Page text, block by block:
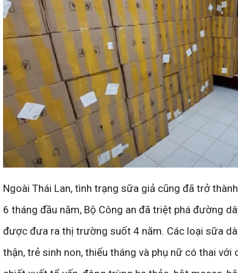
Ngoài Thái Lan, tình trạng sữa giả cũng đã trở
6 tháng đầu năm, Bộ Công an đã triệt phá đường
được đưa ra thị trường suốt 4 năm. Các loại sữa
thận, trẻ sinh non, thiếu tháng và phụ nữ có thai